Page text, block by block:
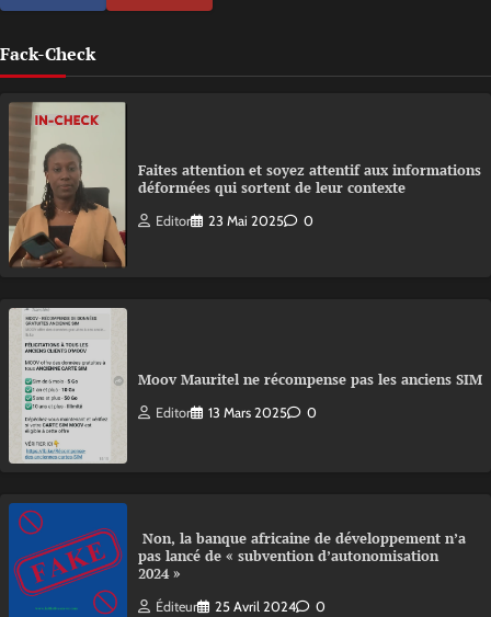
Fack-Check
Faites attention et soyez attentif aux informations
déformées qui sortent de leur contexte
Editor 23 Mai 2025 0
Moov Mauritel ne récompense pas les anciens SIM
Editor 13 Mars 2025 0
Non, la banque africaine de développement n’a
pas lancé de « subvention d’autonomisation
2024 »
Éditeur 25 Avril 2024 0